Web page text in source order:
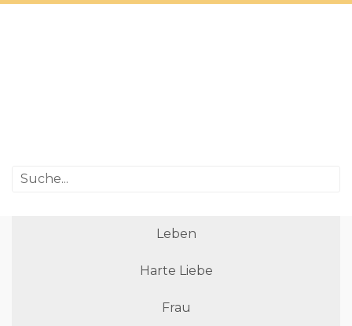
Leben
Harte Liebe
Frau